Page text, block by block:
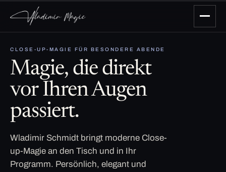
CLOSE-UP-MAGIE FÜR BESONDERE ABENDE
Magie, die direkt
vor Ihren Augen
passiert.
Wladimir Schmidt bringt moderne Close-
up-Magie an den Tisch und in Ihr
Programm. Persönlich, elegant und